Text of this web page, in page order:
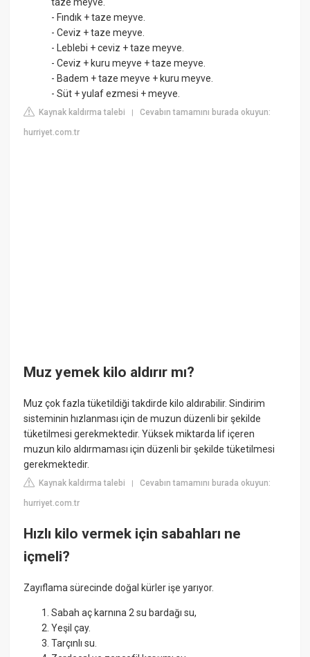
- Fındık + taze meyve.
- Ceviz + taze meyve.
- Leblebi + ceviz + taze meyve.
- Ceviz + kuru meyve + taze meyve.
- Badem + taze meyve + kuru meyve.
- Süt + yulaf ezmesi + meyve.
Kaynak kaldırma talebi |Cevabın tamamını burada okuyun:
hurriyet.com.tr
Muz yemek kilo aldırır mı?
Muz çok fazla tüketildiği takdirde kilo aldırabilir. Sindirim
sisteminin hızlanması için de muzun düzenli bir şekilde
tüketilmesi gerekmektedir. Yüksek miktarda lif içeren
muzun kilo aldırmaması için düzenli bir şekilde tüketilmesi
gerekmektedir.
Kaynak kaldırma talebi |Cevabın tamamını burada okuyun:
hurriyet.com.tr
Hızlı kilo vermek için sabahları ne
içmeli?
Zayıflama sürecinde doğal kürler işe yarıyor.
Sabah aç karnına 2 su bardağı su,
Yeşil çay.
Tarçınlı su.